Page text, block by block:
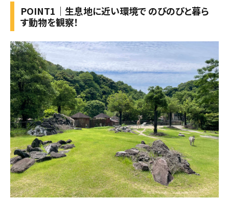
POINT1｜生息地に近い環境で のびのびと暮ら
す動物を観察！